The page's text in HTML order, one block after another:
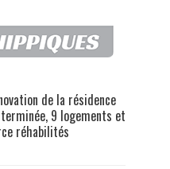
de la résidence
9 logements et
réhabilités